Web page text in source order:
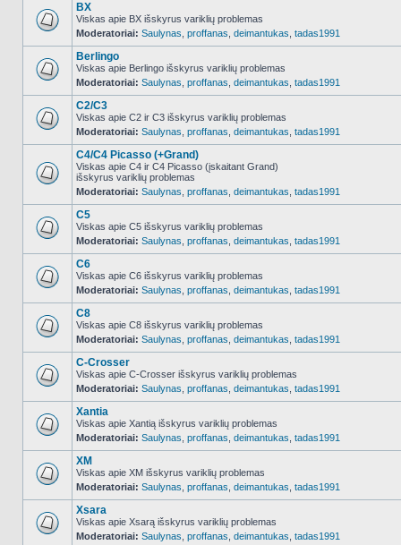
NO_UNREAD_POSTS
BX
Viskas apie BX išskyrus variklių problemas
Moderatoriai: Saulynas proffanas deimantukas tadas1991
NO_UNREAD_POSTS
Berlingo
Viskas apie Berlingo išskyrus variklių problemas
Moderatoriai: Saulynas proffanas deimantukas tadas1991
NO_UNREAD_POSTS
C2/C3
Viskas apie C2 ir C3 išskyrus variklių problemas
Moderatoriai: Saulynas proffanas deimantukas tadas1991
NO_UNREAD_POSTS
C4/C4 Picasso (+Grand)
Viskas apie C4 ir C4 Picasso (įskaitant Grand)
išskyrus variklių problemas
Moderatoriai: Saulynas proffanas deimantukas tadas1991
NO_UNREAD_POSTS
C5
Viskas apie C5 išskyrus variklių problemas
Moderatoriai: Saulynas proffanas deimantukas tadas1991
NO_UNREAD_POSTS
C6
Viskas apie C6 išskyrus variklių problemas
Moderatoriai: Saulynas proffanas deimantukas tadas1991
NO_UNREAD_POSTS
C8
Viskas apie C8 išskyrus variklių problemas
Moderatoriai: Saulynas proffanas deimantukas tadas1991
NO_UNREAD_POSTS
C-Crosser
Viskas apie C-Crosser išskyrus variklių problemas
Moderatoriai: Saulynas proffanas deimantukas tadas1991
NO_UNREAD_POSTS
Xantia
Viskas apie Xantią išskyrus variklių problemas
Moderatoriai: Saulynas proffanas deimantukas tadas1991
NO_UNREAD_POSTS
XM
Viskas apie XM išskyrus variklių problemas
Moderatoriai: Saulynas proffanas deimantukas tadas1991
NO_UNREAD_POSTS
Xsara
Viskas apie Xsarą išskyrus variklių problemas
Moderatoriai: Saulynas proffanas deimantukas tadas1991